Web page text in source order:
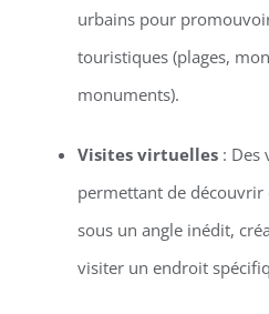
urbains pour
touristiques (plages,
monuments).
Visites virtuelles: Des
permettant de
sous un angle inédit,
visiter un endroit